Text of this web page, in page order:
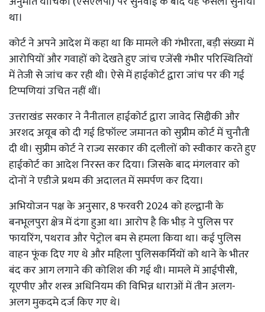
था।
कोर्ट ने अपने आदेश में कहा था कि मामले की गंभीरता, बड़ी संख्या में
आरोपियों और गवाहों को देखते हुए जांच एजेंसी गंभीर परिस्थितियों
में तेजी से जांच कर रही थी। ऐसे में हाईकोर्ट द्वारा जांच पर की गई
टिप्पणियां उचित नहीं थीं।
उत्तराखंड सरकार ने नैनीताल हाईकोर्ट द्वारा जावेद सिद्दीकी और
अरशद अयूब को दी गई डिफॉल्ट जमानत को सुप्रीम कोर्ट में चुनौती
दी थी। सुप्रीम कोर्ट ने राज्य सरकार की दलीलों को स्वीकार करते हुए
हाईकोर्ट का आदेश निरस्त कर दिया। जिसके बाद मंगलवार को
दोनों ने एडीजे प्रथम की अदालत में समर्पण कर दिया।
अभियोजन पक्ष के अनुसार, 8 फरवरी 2024 को हल्द्वानी के
बनभूलपुरा क्षेत्र में दंगा हुआ था। आरोप है कि भीड़ ने पुलिस पर
फायरिंग, पथराव और पेट्रोल बम से हमला किया था। कई पुलिस
वाहन फूंक दिए गए थे और महिला पुलिसकर्मियों को थाने के भीतर
बंद कर आग लगाने की कोशिश की गई थी। मामले में आईपीसी,
यूएपीए और शस्त्र अधिनियम की विभिन्न धाराओं में तीन अलग-
अलग मुकदमे दर्ज किए गए थे।